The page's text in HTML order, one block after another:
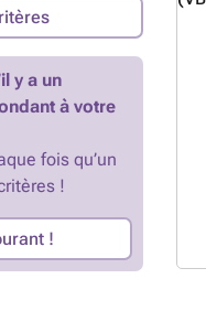
y a un
à votre
fois qu’un
!
!